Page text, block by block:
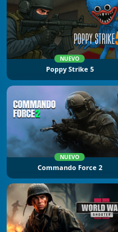
NUEVO
Poppy Strike 5
NUEVO
Commando Force 2